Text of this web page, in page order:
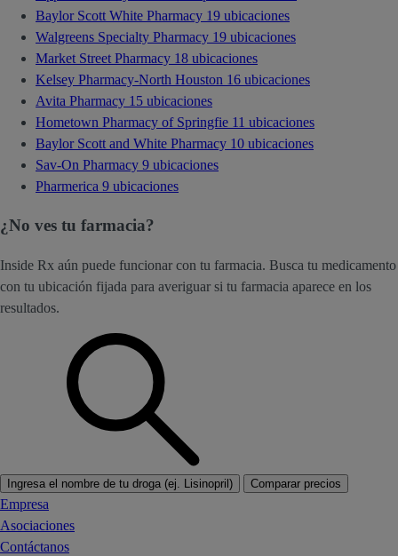
Baylor Scott White Pharmacy 19 ubicaciones
Walgreens Specialty Pharmacy 19 ubicaciones
Market Street Pharmacy 18 ubicaciones
Kelsey Pharmacy-North Houston 16 ubicaciones
Avita Pharmacy 15 ubicaciones
Hometown Pharmacy of Springfie 11 ubicaciones
Baylor Scott and White Pharmacy 10 ubicaciones
Sav-On Pharmacy 9 ubicaciones
Pharmerica 9 ubicaciones
¿No ves tu farmacia?
Inside Rx aún puede funcionar con tu farmacia. Busca tu medicamento
con tu ubicación fijada para averiguar si tu farmacia aparece en los
resultados.
Ingresa el nombre de tu droga (ej. Lisinopril) Comparar precios
Empresa
Asociaciones
Contáctanos